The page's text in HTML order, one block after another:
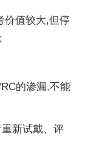
价值较大,但停
的渗漏,不能
新试戴、评